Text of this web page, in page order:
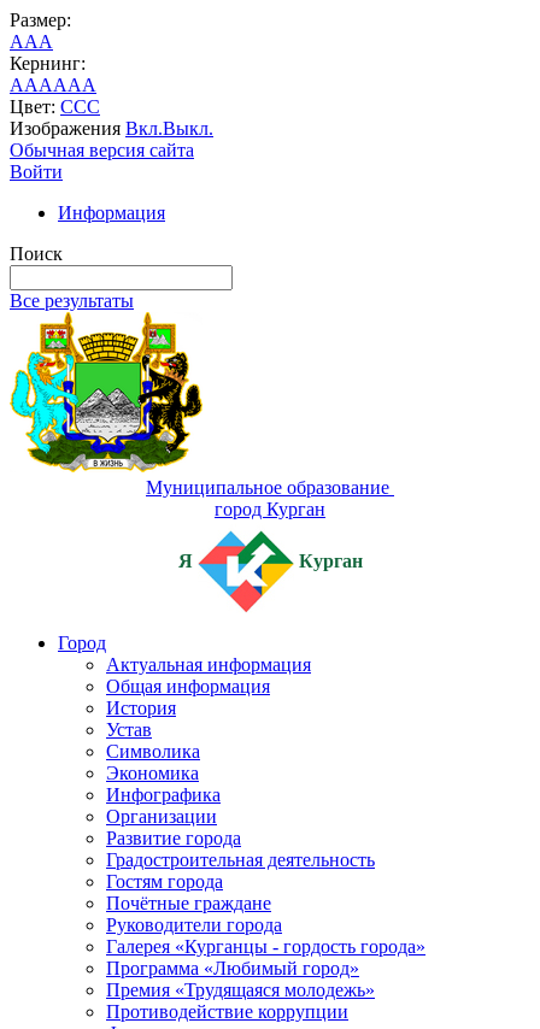
Размер:
AAA
Кернинг:
AAAAAA
Цвет: CCC
Изображения Вкл.Выкл.
Обычная версия сайта
Войти
Информация
Поиск
Все результаты
Муниципальное образование
город Курган
Я Курган
Город
Актуальная информация
Общая информация
История
Устав
Символика
Экономика
Инфографика
Организации
Развитие города
Градостроительная деятельность
Гостям города
Почётные граждане
Руководители города
Галерея «Курганцы - гордость города»
Программа «Любимый город»
Премия «Трудящаяся молодежь»
Противодействие коррупции